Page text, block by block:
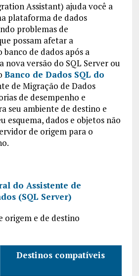
Assistant) ajuda você a
plataforma de dados
problemas de
possam afetar a
de dados após a
nova versão do SQL Server ou
Banco de Dados SQL do
de Migração de Dados
de desempenho e
seu ambiente de destino e
esquema, dados e objetos não
de origem para o
do Assistente de
(SQL Server)
origem e de destino
Destinos compatíveis